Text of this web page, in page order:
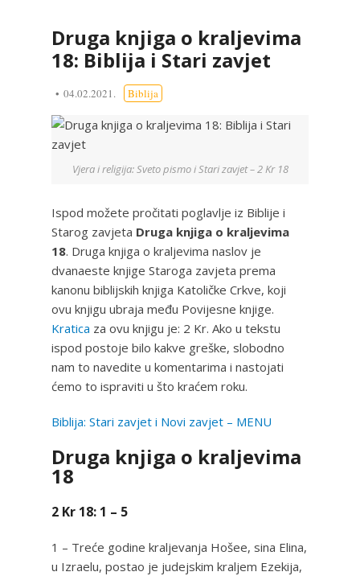
Druga knjiga o kraljevima
18: Biblija i Stari zavjet
04.02.2021. Biblija
Vjera i religija: Sveto pismo i Stari zavjet – 2 Kr 18
Ispod možete pročitati poglavlje iz Biblije i
Starog zavjeta Druga knjiga o kraljevima
18. Druga knjiga o kraljevima naslov je
dvanaeste knjige Staroga zavjeta prema
kanonu biblijskih knjiga Katoličke Crkve, koji
ovu knjigu ubraja među Povijesne knjige.
Kratica za ovu knjigu je: 2 Kr. Ako u tekstu
ispod postoje bilo kakve greške, slobodno
nam to navedite u komentarima i nastojati
ćemo to ispraviti u što kraćem roku.
Biblija: Stari zavjet i Novi zavjet – MENU
Druga knjiga o kraljevima
18
2 Kr 18: 1 – 5
1 – Treće godine kraljevanja Hošee, sina Elina,
u Izraelu, postao je judejskim kraljem Ezekija,